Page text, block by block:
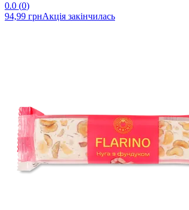
0.0 (0)
94,99 грнАкція закінчилась